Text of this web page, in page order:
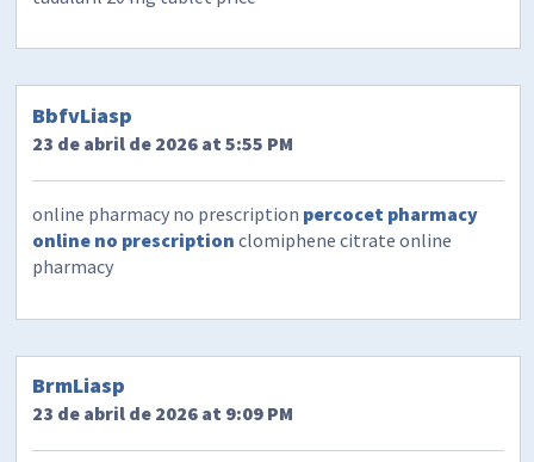
BbfvLiasp
23 de abril de 2026 at 5:55 PM
online pharmacy no prescription percocet pharmacy
online no prescription clomiphene citrate online
pharmacy
BrmLiasp
23 de abril de 2026 at 9:09 PM